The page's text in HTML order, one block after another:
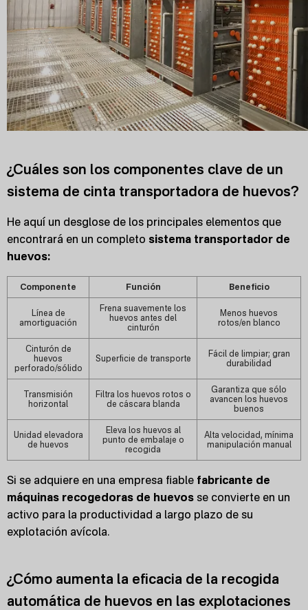
¿Cuáles son los componentes clave de un
sistema de cinta transportadora de huevos?
He aquí un desglose de los principales elementos que
encontrará en un completo sistema transportador de
huevos:
Componente Función Beneficio
Línea de
amortiguación
Frena suavemente los
huevos antes del
cinturón
Menos huevos
rotos/en blanco
Cinturón de
huevos
perforado/sólido
Superficie de transporte
Fácil de limpiar; gran
durabilidad
Transmisión
horizontal
Filtra los huevos rotos o
de cáscara blanda
Garantiza que sólo
avancen los huevos
buenos
Unidad elevadora
de huevos
Eleva los huevos al
punto de embalaje o
recogida
Alta velocidad, mínima
manipulación manual
Si se adquiere en una empresa fiable fabricante de
máquinas recogedoras de huevos se convierte en un
activo para la productividad a largo plazo de su
explotación avícola.
¿Cómo aumenta la eficacia de la recogida
automática de huevos en las explotaciones